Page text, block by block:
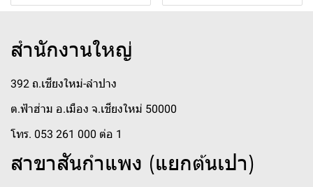
สำนักงานใหญ่
392 ถ.เชียงใหม่-ลำปาง
ต.ฟ้าฮ่าม อ.เมือง จ.เชียงใหม่ 50000
โทร. 053 261 000 ต่อ 1
สาขาสันกำแพง (แยกต้นเปา)